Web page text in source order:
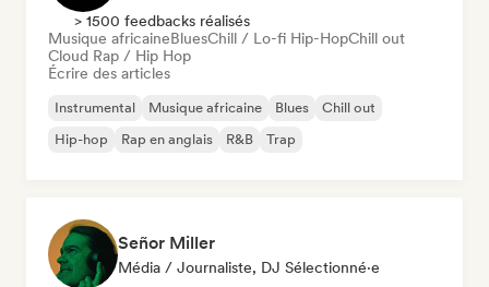
> 1500 feedbacks réalisés
Musique africaineBluesChill / Lo-fi Hip-HopChill out
Cloud Rap / Hip Hop
Écrire des articles
Instrumental Musique africaine Blues
Chill out
Hip-hop
Rap en anglais R&B Trap
Señor Miller
Média / Journaliste, DJ Sélectionné·e